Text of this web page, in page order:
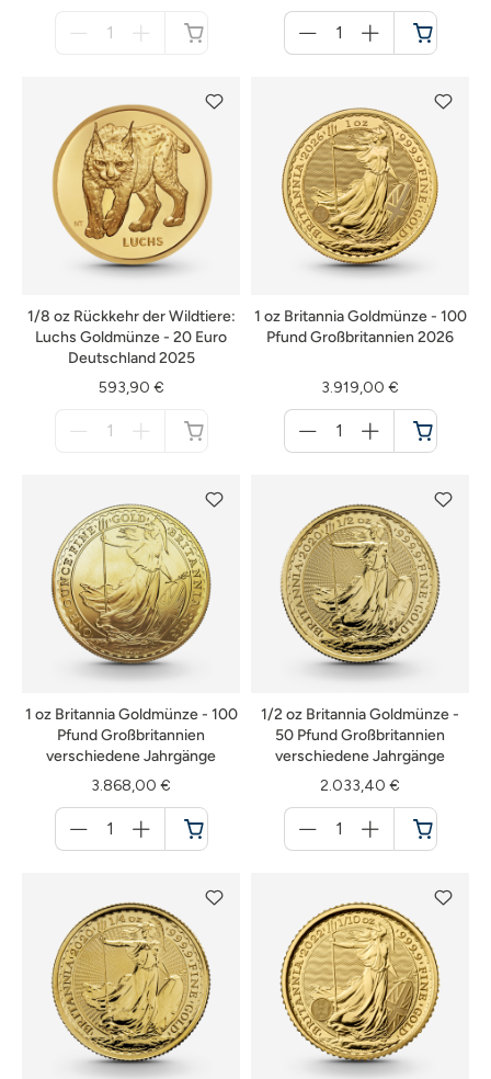
für
Warenkorb
1/8 oz Rückkehr der Wildtiere:
Luchs Goldmünze - 20 Euro
Deutschland 2025
593,90 €
1 oz Britannia Goldmünze - 100
Pfund Großbritannien 2026
3.919,00 €
für
Warenkorb
1 oz Britannia Goldmünze - 100
Pfund Großbritannien
verschiedene Jahrgänge
3.868,00 €
für
Warenkorb
1/2 oz Britannia Goldmünze -
50 Pfund Großbritannien
verschiedene Jahrgänge
2.033,40 €
für
Warenkorb